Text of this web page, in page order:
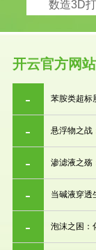
数造3D
开云官方网站
苯胺类超标
悬浮物之战
渗滤液之殇
当碱液穿透
泡沫之困：